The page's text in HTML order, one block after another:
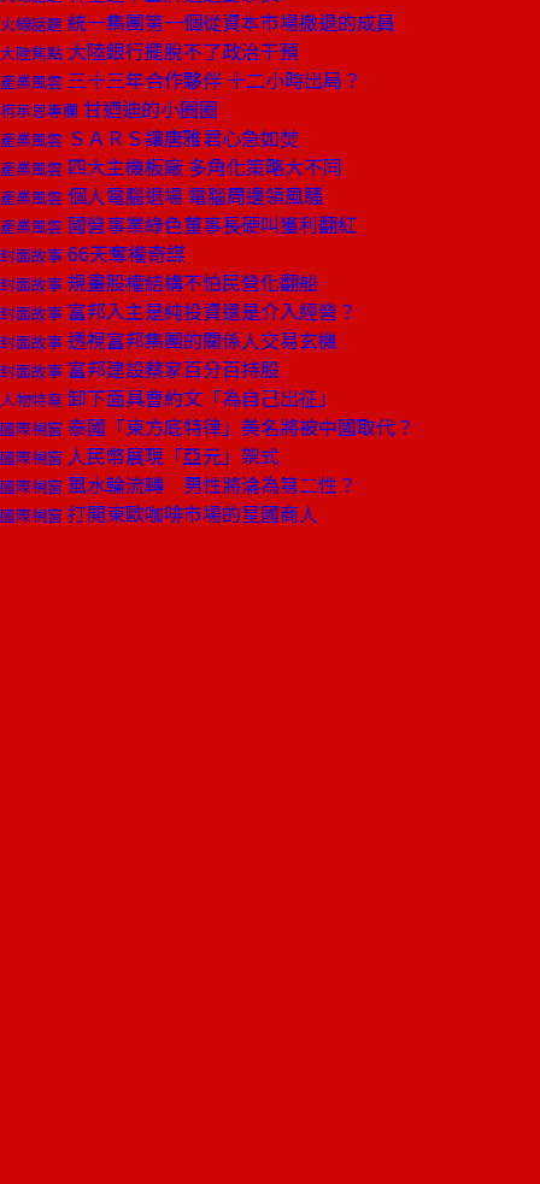
火線話題 統一集團第一個從資本市場撤退的成員
大陸焦點 大陸銀行擺脫不了政治干預
產業風雲 三十三年合作夥伴 十二小時出局？
柯承恩專欄 甘迺迪的小圈圈
產業風雲 ＳＡＲＳ讓唐雅君心急如焚
產業風雲 四大主機板廠 多角化策略大不同
產業風雲 個人電腦退場 電腦周邊領風騷
產業風雲 國營事業綠色董事長硬叫獲利翻紅
封面故事 66天奪權奇謀
封面故事 規畫股權結構不怕民營化翻船
封面故事 富邦入主是純投資還是介入經營？
封面故事 透視富邦集團的關係人交易玄機
封面故事 富邦建設蔡家百分百持股
人物特寫 卸下面具曹約文「為自己出征」
國際視窗 泰國「東方底特律」美名將被中國取代？
國際視窗 人民幣展現「亞元」架式
國際視窗 風水輪流轉 男性將淪為第二性？
國際視窗 打開東歐咖啡市場的星國商人